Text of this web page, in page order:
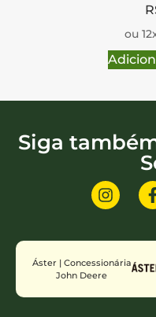
ou
Siga
Áster | Concessionária
John Deere